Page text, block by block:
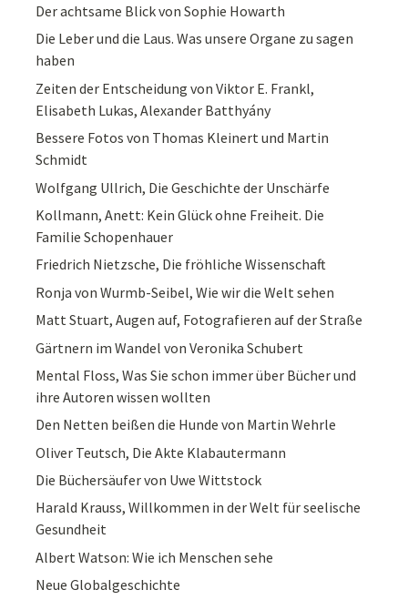
Der achtsame Blick von Sophie Howarth
Die Leber und die Laus. Was unsere Organe zu sagen
haben
Zeiten der Entscheidung von Viktor E. Frankl,
Elisabeth Lukas, Alexander Batthyány
Bessere Fotos von Thomas Kleinert und Martin
Schmidt
Wolfgang Ullrich, Die Geschichte der Unschärfe
Kollmann, Anett: Kein Glück ohne Freiheit. Die
Familie Schopenhauer
Friedrich Nietzsche, Die fröhliche Wissenschaft
Ronja von Wurmb-Seibel, Wie wir die Welt sehen
Matt Stuart, Augen auf, Fotografieren auf der Straße
Gärtnern im Wandel von Veronika Schubert
Mental Floss, Was Sie schon immer über Bücher und
ihre Autoren wissen wollten
Den Netten beißen die Hunde von Martin Wehrle
Oliver Teutsch, Die Akte Klabautermann
Die Büchersäufer von Uwe Wittstock
Harald Krauss, Willkommen in der Welt für seelische
Gesundheit
Albert Watson: Wie ich Menschen sehe
Neue Globalgeschichte